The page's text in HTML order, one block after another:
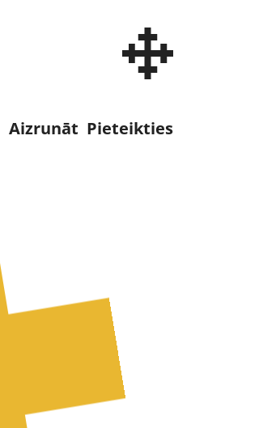
Aizrunāt Pieteikties